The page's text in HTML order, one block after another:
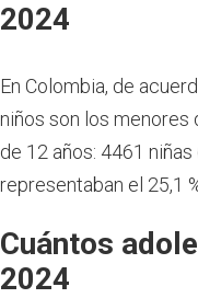
2024
En Colombia, de
niños son los menores
de 12 años: 4461
representaban el 25,1
Cuántos
2024